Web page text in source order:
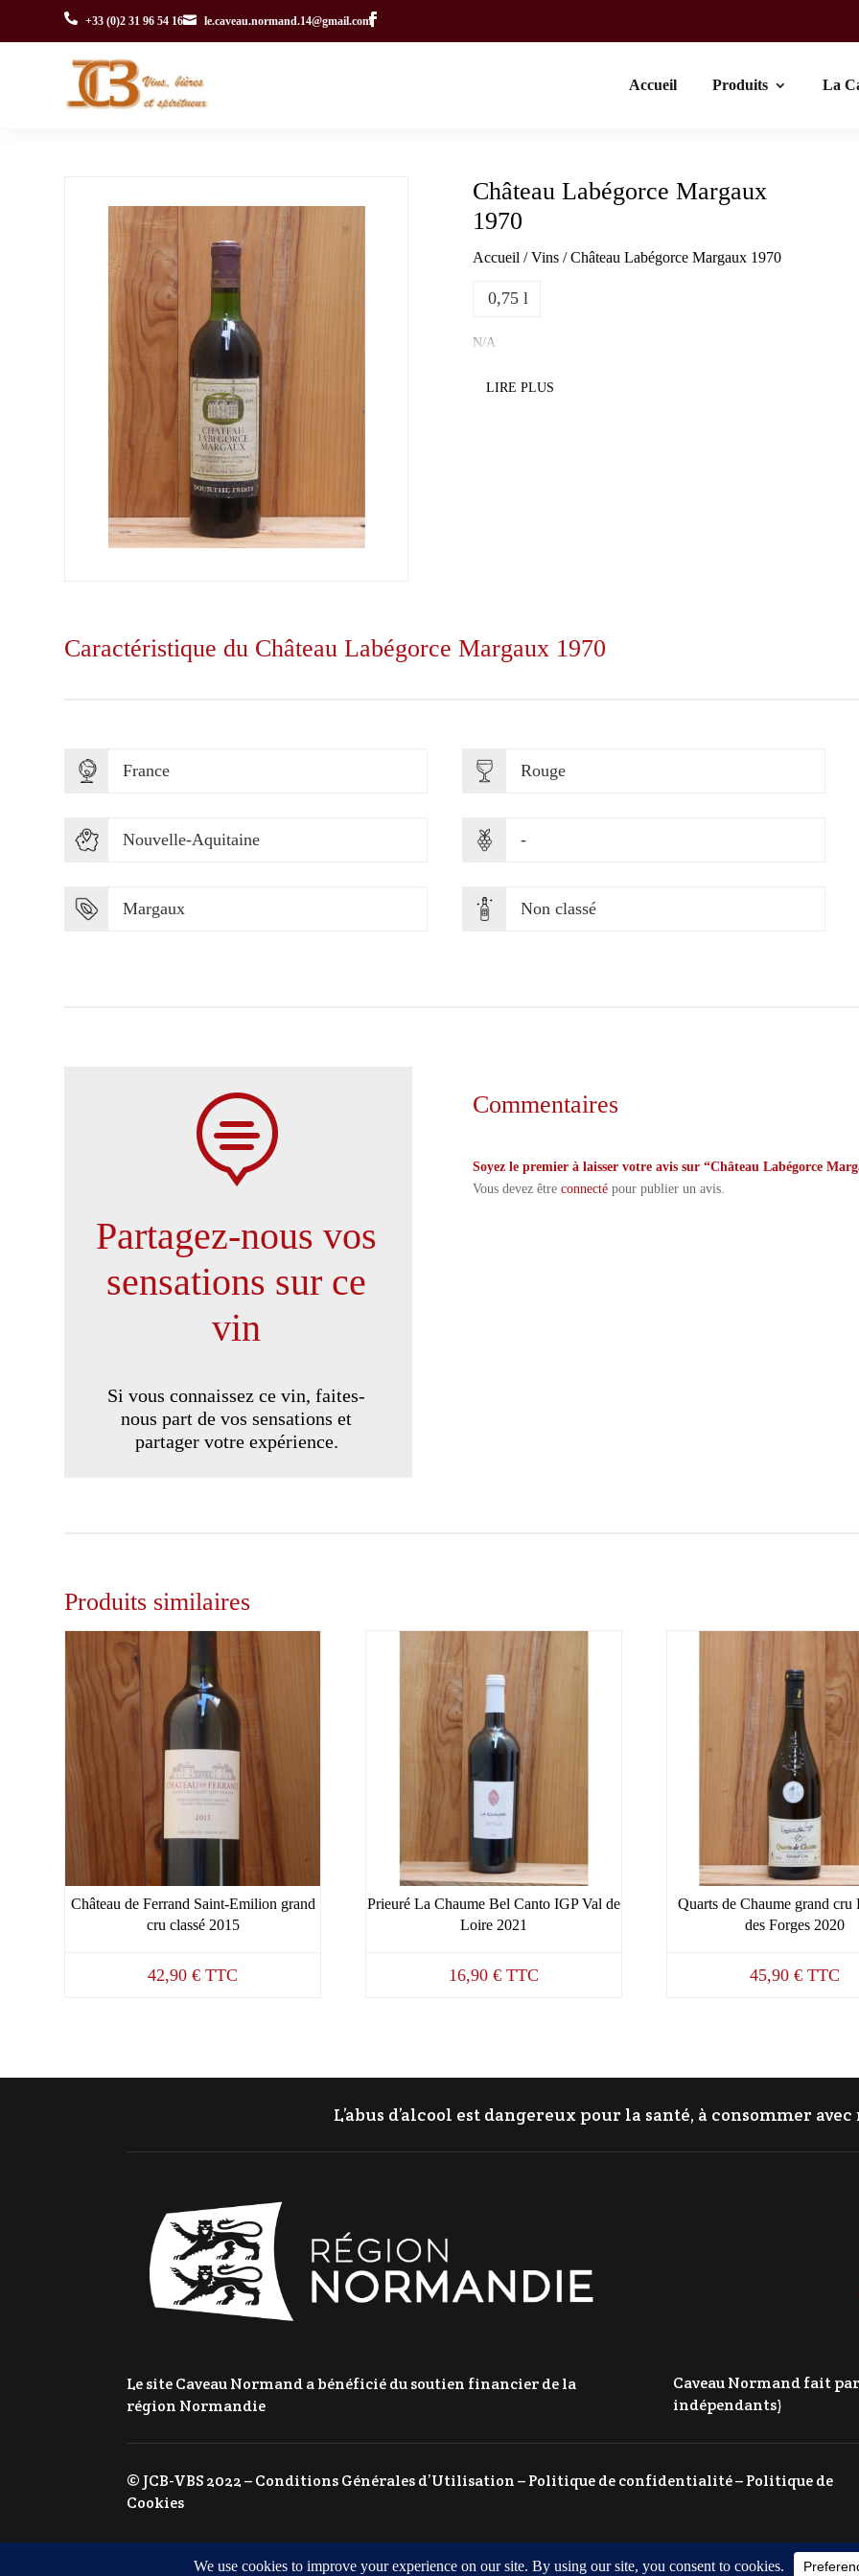
 +33 (0)2 31 96 54 16 le.caveau.normand.14@gmail.com
Accueil Produits La
Château Labégorce Margaux
1970
Accueil /Vins/ Château Labégorce Margaux 1970
0,75 l
N/A
LIRE PLUS
Caractéristique du Château Labégorce Margaux 1970
France
Nouvelle-Aquitaine
Margaux
Rouge
-
Non classé

Partagez-nous vos
sensations sur ce
vin
Si vous connaissez ce vin, faites-
nous part de vos sensations et
partager votre expérience.
Commentaires
Soyez le premier à laisser votre avis sur “Château Labégorce
Vous devez être connectépour publier un avis.
Produits similaires
Château de Ferrand Saint-Emilion grand
cru classé 2015
42,90€ TTC
Prieuré La Chaume Bel Canto IGP Val de
Loire 2021
16,90€ TTC
Quarts de Chaume grand cru
des Forges 2020
45,90 € TTC
L’abus d’alcool est dangereux pour la santé, à consommer
Le site Caveau Normand a bénéficié du soutien financier de la
région Normandie
Caveau Normand fait
indépendants)
© JCB-VBS 2022 –Conditions Générales d’Utilisation–Politique de confidentialité–Politique de
Cookies